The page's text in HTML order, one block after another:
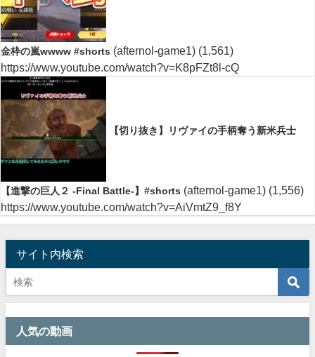
金枠の嵐wwww #shorts (afternol-game1) (1,561)
https://www.youtube.com/watch?v=K8pFZt8l-cQ
【切り抜き】リヴァイの手柄奪う新米兵士
【進撃の巨人２ -Final Battle-】#shorts (afternol-game1) (1,556)
https://www.youtube.com/watch?v=AiVmtZ9_f8Y
サイト内検索
人気の動画